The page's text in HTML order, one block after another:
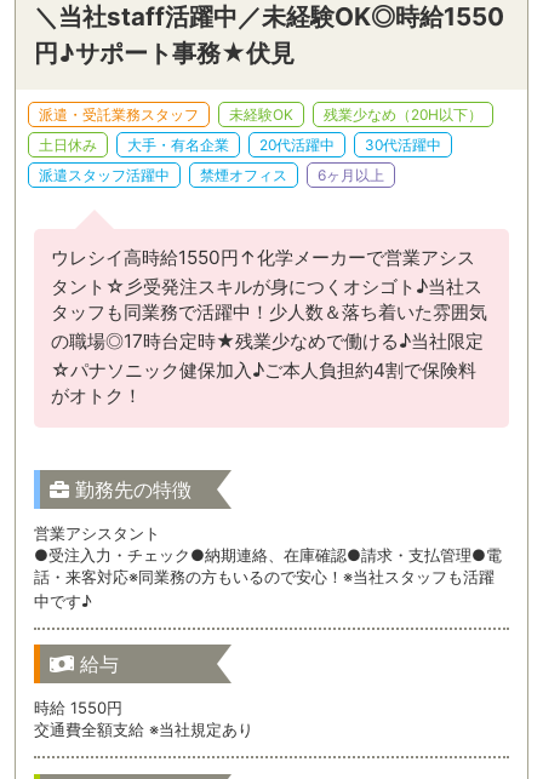
＼当社staff活躍中／未経験OK◎時給1550
円♪サポート事務★伏見
派遣・受託業務スタッフ 未経験OK
残業少なめ（20H以下）
土日休み
大手・有名企業 20代活躍中
30代活躍中
派遣スタッフ活躍中
禁煙オフィス 6ヶ月以上
ウレシイ高時給1550円↑化学メーカーで営業アシス
タント☆彡受発注スキルが身につくオシゴト♪当社ス
タッフも同業務で活躍中！少人数＆落ち着いた雰囲気
の職場◎17時台定時★残業少なめで働ける♪当社限定
☆パナソニック健保加入♪ご本人負担約4割で保険料
がオトク！
勤務先の特徴
営業アシスタント
●受注入力・チェック●納期連絡、在庫確認●請求・支払管理●電
話・来客対応※同業務の方もいるので安心！※当社スタッフも活躍
中です♪
給与
時給 1550円
交通費全額支給 ※当社規定あり